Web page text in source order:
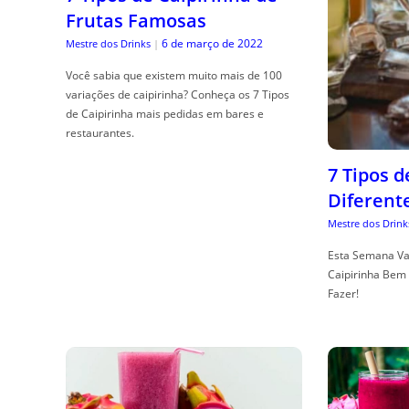
Frutas Famosas
Mestre dos Drinks | 6 de março de 2022
Você sabia que existem muito mais de 100
variações de caipirinha? Conheça os 7 Tipos
de Caipirinha mais pedidas em bares e
restaurantes.
7 Tipos
Mestre dos
Esta Semana
Caipirinha
Fazer!